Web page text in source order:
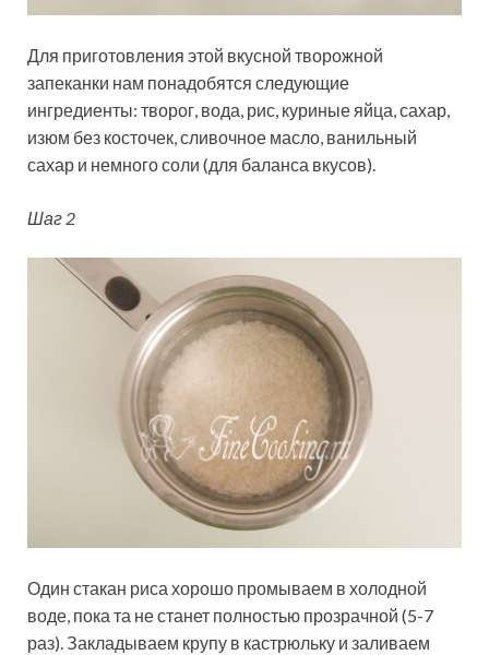
Для приготовления этой вкусной творожной
запеканки нам понадобятся следующие
ингредиенты: творог, вода, рис, куриные яйца, сахар,
изюм без косточек, сливочное масло, ванильный
сахар и немного соли (для баланса вкусов).
Шаг 2
Один стакан риса хорошо промываем в холодной
воде, пока та не станет полностью прозрачной (5-7
раз). Закладываем крупу в кастрюльку и заливаем